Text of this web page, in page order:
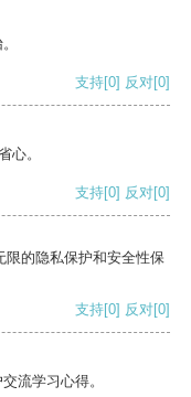
支持[0] 反对[0]
心。
支持[0] 反对[0]
限的隐私保护和安全性保
支持[0] 反对[0]
流学习心得。